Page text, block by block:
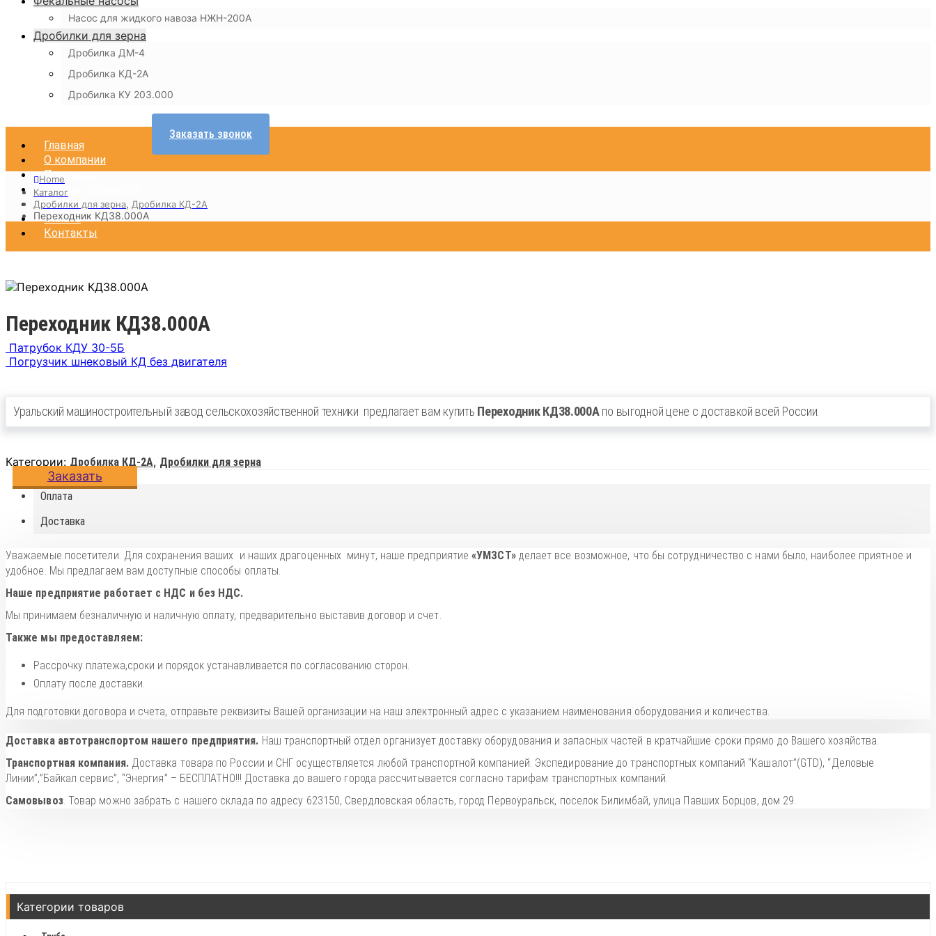
Насос для жидкого навоза НЖН-200А
Дробилки для зерна
Дробилка ДМ-4
Дробилка КД-2А
Дробилка КУ 203.000
Главная
О компании
Продукция
Каталог запчастей
Доставка
Оплата
Контакты
Заказать звонок
Home
Каталог
Дробилки для зерна, Дробилка КД-2А
Переходник КД38.000А
Переходник КД38.000А
Патрубок КДУ 30-5Б
Погрузчик шнековый КД без двигателя
Уральский машиностроительный завод сельскохозяйственной техники предлагает вам купить Переходник КД38.000Апо выгодной цене с доставкой всей России.
Категории: Дробилка КД-2А, Дробилки для зерна
Заказать
Оплата
Доставка
Уважаемые посетители. Для сохранения ваших и наших драгоценных минут, наше предприятие «УМЗСТ»делает все возможное, что бы сотрудничество с нами было, наиболее приятное и
удобное. Мы предлагаем вам доступные способы оплаты.
Наше предприятие работает с НДС и без НДС.
Мы принимаем безналичную и наличную оплату, предварительно выставив договор и счет.
Также мы предоставляем:
Рассрочку платежа,сроки и порядок устанавливается по согласованию сторон.
Оплату после доставки.
Для подготовки договора и счета, отправьте реквизиты Вашей организации на наш электронный адрес с указанием наименования оборудования и количества.
Доставка автотранспортом нашего предприятия. Наш транспортный отдел организует доставку оборудования и запасных частей в кратчайшие сроки прямо до Вашего хозяйства.
Транспортная компания.Доставка товара по России и СНГ осуществляется любой транспортной компанией. Экспедирование до транспортных компаний “Кашалот”(GTD), “Деловые
Линии”,”Байкал сервис”, “Энергия” – БЕСПЛАТНО!!! Доставка до вашего города рассчитывается согласно тарифам транспортных компаний.
Самовывоз. Товар можно забрать с нашего склада по адресу 623150, Свердловская область, город Первоуральск, поселок Билимбай, улица Павших Борцов, дом 29.
Категории товаров